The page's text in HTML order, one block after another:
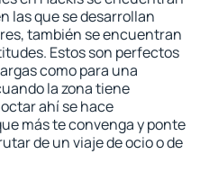
las que se desarrollan
también se encuentran
Estos son perfectos
como para una
la zona tiene
ahí se hace
más te convenga y ponte
de un viaje de ocio o de